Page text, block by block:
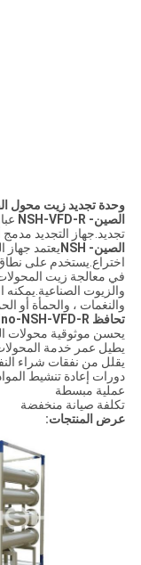
وحدة تجديد زيت محول
الصين- NSH-VFD-R
تجديد.جهاز التجديد مدمج
الصين- NSH
يعتمد جهاز
اختراع.يستخدم على
في معالجة زيت
والزيوت الصناعية.يمكنه
والنغمات ، والحمأة أو
تحافظ Sino-NSH-VFD-R على:
يحسن موثوقية محولات
يطيل عمر خدمة
يقلل من نفقات شراء
دورات إعادة تنشيط
عملية مبسطة
تكلفة صيانة منخفضة
عرض المنتجات: